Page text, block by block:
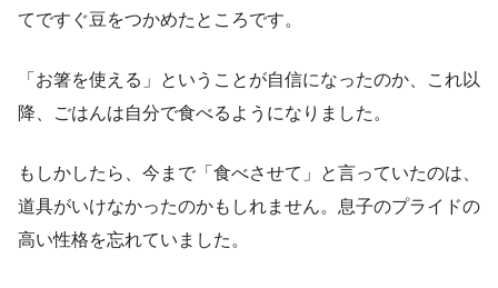
てですぐ豆をつかめたところです。
「お箸を使える」ということが自信になったのか、これ以
降、ごはんは自分で食べるようになりました。
もしかしたら、今まで「食べさせて」と言っていたのは、
道具がいけなかったのかもしれません。息子のプライドの
高い性格を忘れていました。